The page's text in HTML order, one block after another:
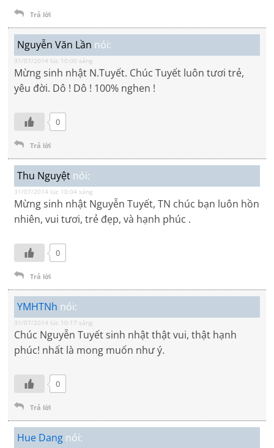
Trả lời
Nguyễn Văn Lần nói:
31/07/2014 lúc 10:00 sáng
Mừng sinh nhật N.Tuyết. Chúc Tuyết luôn tươi trẻ,
yêu đời. Dô ! Dô ! 100% nghen !
0
Trả lời
Thu Nguyệt nói:
31/07/2014 lúc 10:04 sáng
Mừng sinh nhật Nguyễn Tuyết, TN chúc bạn luôn hồn
nhiên, vui tươi, trẻ đẹp, và hạnh phúc .
0
Trả lời
YMHTNh nói:
31/07/2014 lúc 10:17 sáng
Chúc Nguyễn Tuyết sinh nhật thật vui, thật hạnh
phúc! nhất là mong muốn như ý.
0
Trả lời
Hue Dang nói: